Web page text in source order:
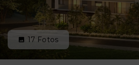
17 Fotos